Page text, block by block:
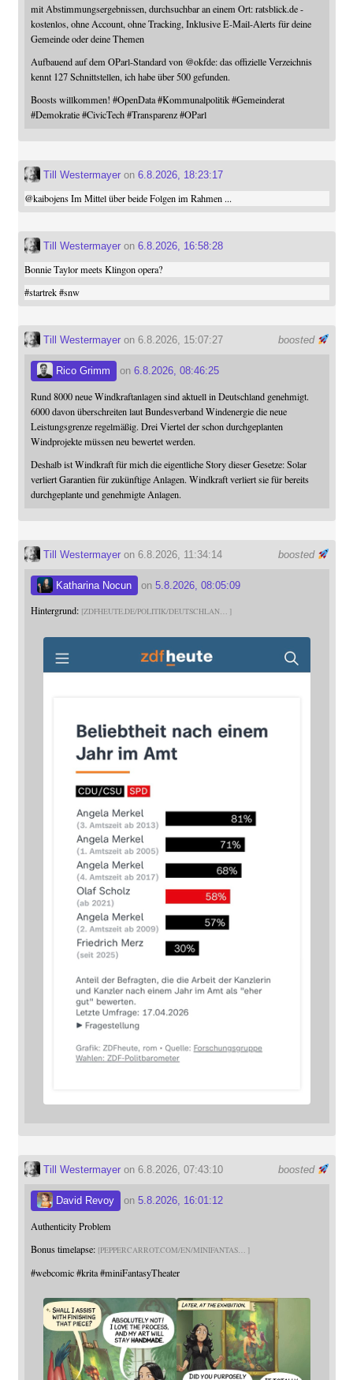
mit Abstimmungsergebnissen, durchsuchbar an einem Ort: ratsblick.de -
kostenlos, ohne Account, ohne Tracking, Inklusive E-Mail-Alerts für deine
Gemeinde oder deine Themen
Aufbauend auf dem OParl-Standard von @okfde: das offizielle Verzeichnis
kennt 127 Schnittstellen, ich habe über 500 gefunden.
Boosts willkommen! #OpenData #Kommunalpolitik #Gemeinderat
#Demokratie #CivicTech #Transparenz #OParl
Till Westermayeron 6.8.2026, 18:23:17
@kaibojensIm Mittel über beide Folgen im Rahmen ...
Till Westermayeron 6.8.2026, 16:58:28
Bonnie Taylor meets Klingon opera?
#startrek #snw
boosted
Till Westermayeron 6.8.2026, 15:07:27
Rico Grimm on 6.8.2026, 08:46:25
Rund 8000 neue Windkraftanlagen sind aktuell in Deutschland genehmigt.
6000 davon überschreiten laut Bundesverband Windenergie die neue
Leistungsgrenze regelmäßig. Drei Viertel der schon durchgeplanten
Windprojekte müssen neu bewertet werden.
Deshalb ist Windkraft für mich die eigentliche Story dieser Gesetze: Solar
verliert Garantien für zukünftige Anlagen. Windkraft verliert sie für bereits
durchgeplante und genehmigte Anlagen.
boosted
Till Westermayeron 6.8.2026, 11:34:14
Katharina Nocun on 5.8.2026, 08:05:09
Hintergrund: ZDFHEUTE.DE/POLITIK/DEUTSCHLAN
boosted
Till Westermayeron 6.8.2026, 07:43:10
David Revoy on 5.8.2026, 16:01:12
Authenticity Problem
Bonus timelapse: PEPPERCARROT.COM/EN/MINIFANTAS
#webcomic #krita #miniFantasyTheater